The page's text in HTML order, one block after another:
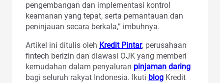
pengembangan dan implementasi kontrol
keamanan yang tepat, serta pemantauan dan
peninjauan secara berkala,” imbuhnya.
Artikel ini ditulis oleh Kredit Pintar, perusahaan
fintech berizin dan diawasi OJK yang memberi
kemudahan dalam penyaluran pinjaman daring
bagi seluruh rakyat Indonesia. Ikuti blog Kredit